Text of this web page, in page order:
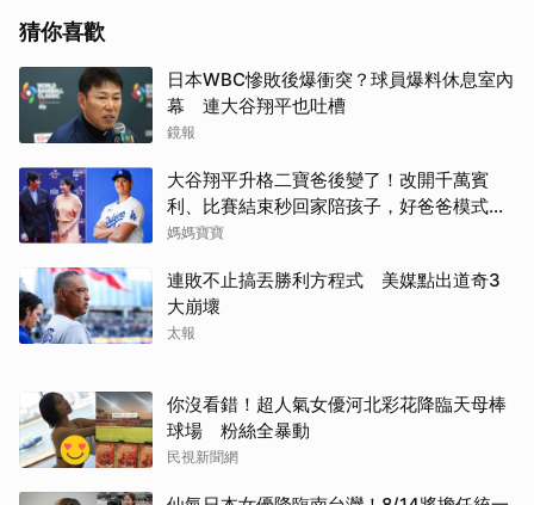
猜你喜歡
日本WBC慘敗後爆衝突？球員爆料休息室內
幕 連大谷翔平也吐槽
鏡報
大谷翔平升格二寶爸後變了！改開千萬賓
利、比賽結束秒回家陪孩子，好爸爸模式全
開
媽媽寶寶
連敗不止搞丟勝利方程式 美媒點出道奇3
大崩壞
太報
你沒看錯！超人氣女優河北彩花降臨天母棒
球場 粉絲全暴動
民視新聞網